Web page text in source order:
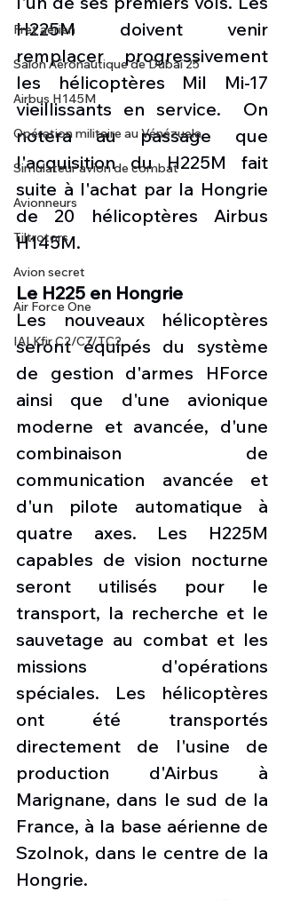
Fret aérien
Salon Aéronautique de Dubaï 25
Airbus H145M
Opération militaire au Vénézuela
Simulateur avion de combat
Avionneurs
Tiltrotors
Avion secret
Air Force One
IAI Kfir C2/C7/TC2
H225M doivent venir
remplacer progressivement
les hélicoptères Mil Mi-17
vieillissants en service.  On
notera au passage que
l'acquisition du H225M fait
suite à l'achat par la Hongrie
de 20 hélicoptères Airbus
H145M.
Le H225 en Hongrie
Les nouveaux hélicoptères
seront équipés du système
de gestion d'armes HForce
ainsi que d'une avionique
moderne et avancée, d'une
combinaison de
communication avancée et
d'un pilote automatique à
quatre axes. Les H225M
capables de vision nocturne
seront utilisés pour le
transport, la recherche et le
sauvetage au combat et les
missions d'opérations
spéciales. Les hélicoptères
ont été transportés
directement de l'usine de
production d'Airbus à
Marignane, dans le sud de la
France, à la base aérienne de
Szolnok, dans le centre de la
Hongrie.